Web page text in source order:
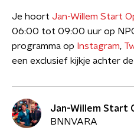
Je hoort Jan-Willem Start
06:00 tot 09:00 uur op
programma op Instagram,
een exclusief kijkje achter
Jan-Willem Start
BNNVARA